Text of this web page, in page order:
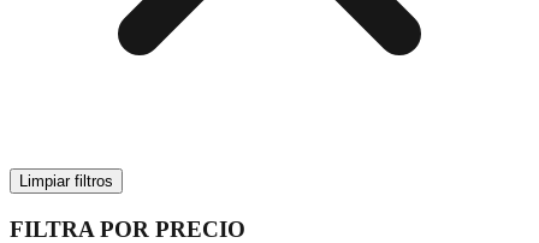
Limpiar filtros
FILTRA POR PRECIO